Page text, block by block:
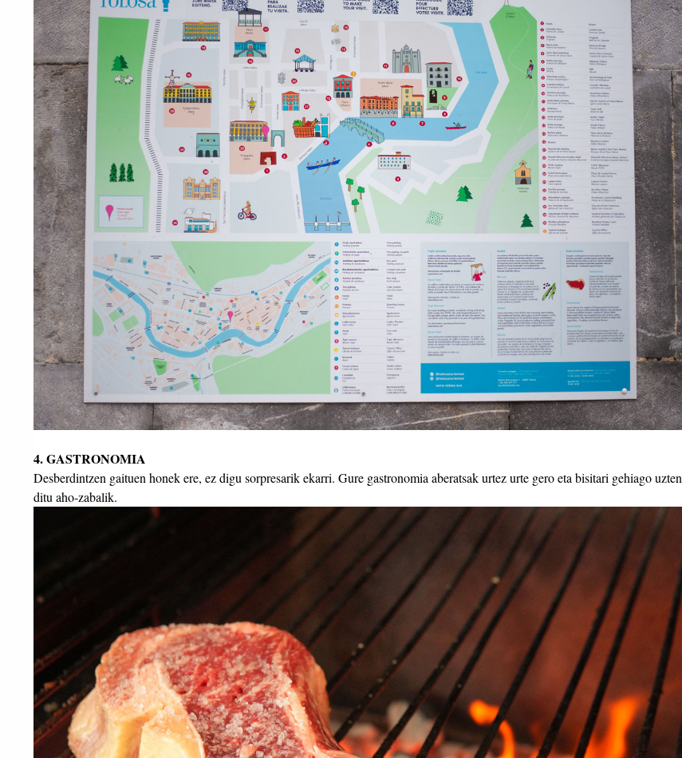
4. GASTRONOMIA
Desberdintzen gaituen honek ere, ez digu sorpresarik ekarri. Gure gastronomia aberatsak urtez urte gero eta bisitari gehiago uzten
ditu aho-zabalik.